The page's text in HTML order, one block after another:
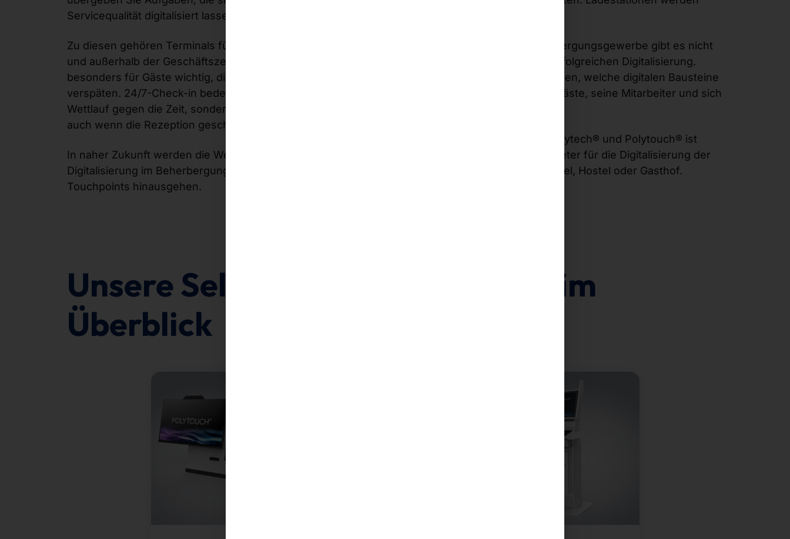
Servicequalität digitalisiert lassen, an Technologielösungen.
Zu diesen gehören Terminals für den Self-Check-in während
und außerhalb der Geschäftszeiten. Der 24/7-Check-in ist
besonders für Gäste wichtig, die von weit herkommen und sich
verspäten. 24/7-Check-in bedeutet: kein nervenaufreibender
Wettlauf gegen die Zeit, sondern entspanntes Einchecken,
auch wenn die Rezeption geschlossen ist.
In naher Zukunft werden die Wettbewerbsvorteile der
Digitalisierung im Beherbergungsgewerbe über die heutigen
Touchpoints hinausgehen.
Aufgrund der Vielfalt im Beherbergungsgewerbe gibt es nicht
den einen goldenen Weg zur erfolgreichen Digitalisierung.
Jeder Betreiber muss entscheiden, welche digitalen Bausteine
den größten Nutzen für seine Gäste, seine Mitarbeiter und sich
Mit den drei Marken AKHET®, faytech® und Polytouch® ist
Pyramid der erste Lösungsanbieter für die Digitalisierung der
Touchpoints in Ihrem Hotel, Motel, Hostel oder Gasthof.
Unsere Self-Check-In-Lösungen im
Überblick